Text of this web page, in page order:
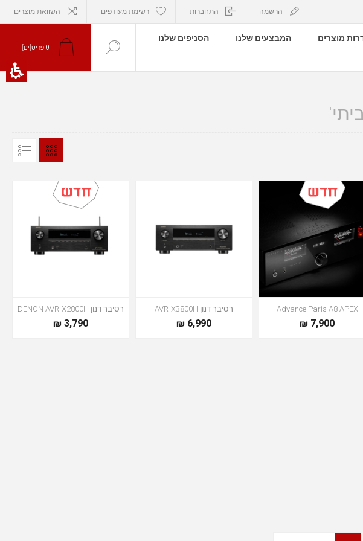
הרשמה התחברות רשימת מעודפים השוואת מוצרים
מוצרים המבצעים שלנו
הסניפים שלנו
0 פריט[ים]
Advance Paris A8 APEX
7,900 ₪
רסיבר דנון AVR-X3800H
6,990 ₪
רסיבר דנון DENON AVR-X2800H
3,790 ₪